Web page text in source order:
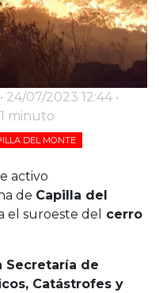
07/2023 12:44 •
minuto
DEL MONTE
activo
de Capilla del
el suroeste del
cerro
Secretaría de
Catástrofes y